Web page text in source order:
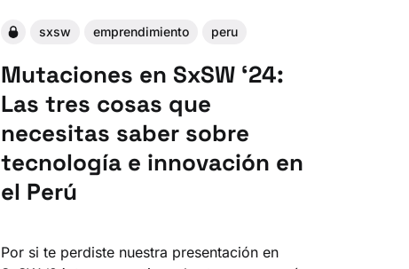
sxsw emprendimiento peru
Mutaciones en SxSW ‘24:
Las tres cosas que
necesitas saber sobre
tecnología e innovación en
el Perú
Por si te perdiste nuestra presentación en